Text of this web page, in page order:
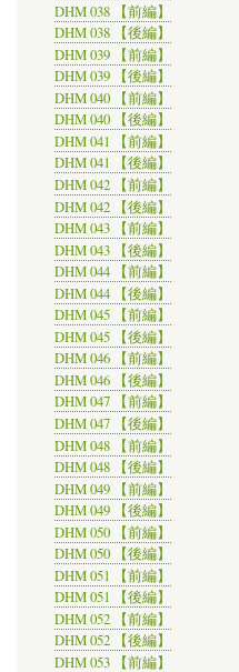
DHM 038 【前編】
DHM 038 【後編】
DHM 039 【前編】
DHM 039 【後編】
DHM 040 【前編】
DHM 040 【後編】
DHM 041 【前編】
DHM 041 【後編】
DHM 042 【前編】
DHM 042 【後編】
DHM 043 【前編】
DHM 043 【後編】
DHM 044 【前編】
DHM 044 【後編】
DHM 045 【前編】
DHM 045 【後編】
DHM 046 【前編】
DHM 046 【後編】
DHM 047 【前編】
DHM 047 【後編】
DHM 048 【前編】
DHM 048 【後編】
DHM 049 【前編】
DHM 049 【後編】
DHM 050 【前編】
DHM 050 【後編】
DHM 051 【前編】
DHM 051 【後編】
DHM 052 【前編】
DHM 052 【後編】
DHM 053 【前編】